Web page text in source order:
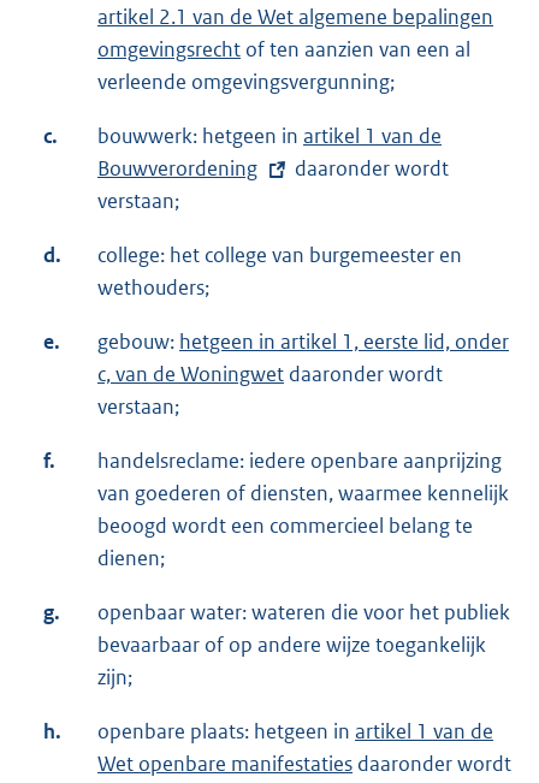
artikel 2.1 van de Wet algemene bepalingen
omgevingsrecht of ten aanzien van een al
verleende omgevingsvergunning;
c. bouwwerk: hetgeen in E
x
e
k
:
artikel 1 van de
Bouwverordening
daaronder wordt
verstaan;
d.
college: het college van burgemeester en
wethouders;
e. gebouw: hetgeen in artikel 1, eerste lid, onder
c, van de Woningwet daaronder wordt
verstaan;
f.
handelsreclame: iedere openbare aanprijzing
van goederen of diensten, waarmee kennelijk
beoogd wordt een commercieel belang te
dienen;
g.
openbaar water: wateren die voor het publiek
bevaarbaar of op andere wijze toegankelijk
zijn;
h. openbare plaats: hetgeen in artikel 1 van de
Wet openbare manifestaties daaronder wordt